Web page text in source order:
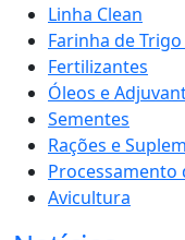
Linha Clean
Farinha de
Fertilizantes
Óleos e
Sementes
Rações e
Processamento
Avicultura